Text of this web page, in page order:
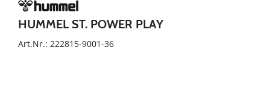
HUMMEL ST. POWER PLAY
Art.Nr.: 222815-9001-36